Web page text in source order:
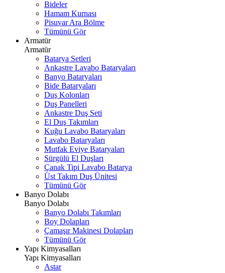
Bideler
Hamam Kurnası
Pisuvar Ara Bölme
Tümünü Gör
Armatür
Armatür
Batarya Setleri
Ankastre Lavabo Bataryaları
Banyo Bataryaları
Bide Bataryaları
Duş Kolonları
Duş Panelleri
Ankastre Duş Seti
El Duş Takımları
Kuğu Lavabo Bataryaları
Lavabo Bataryaları
Mutfak Eviye Bataryaları
Sürgülü El Duşları
Çanak Tipi Lavabo Batarya
Üst Takım Duş Ünitesi
Tümünü Gör
Banyo Dolabı
Banyo Dolabı
Banyo Dolabı Takımları
Boy Dolapları
Çamaşır Makinesi Dolapları
Tümünü Gör
Yapı Kimyasalları
Yapı Kimyasalları
Astar